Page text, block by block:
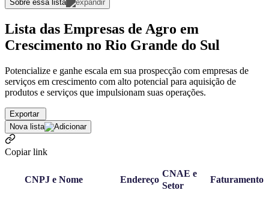
Sobre essa lista
Lista das Empresas de Agro em
Crescimento no Rio Grande do Sul
Potencialize e ganhe escala em sua prospecção com empresas de
serviços em crescimento com alto potencial para aquisição de
produtos e serviços que impulsionam suas operações.
Exportar
Nova lista
Copiar link
CNPJ e Nome Endereço
CNAE e
Setor
Faturamento